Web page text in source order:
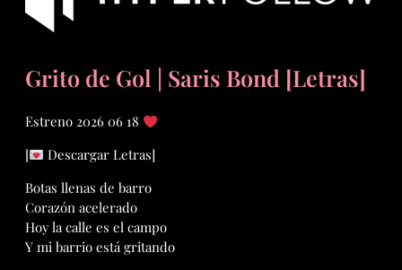
Grito de Gol | Saris Bond [Letras]
Estreno 2026 06 18
[
Descargar Letras]
Botas llenas de barro
Corazón acelerado
Hoy la calle es el campo
Y mi barrio está gritando